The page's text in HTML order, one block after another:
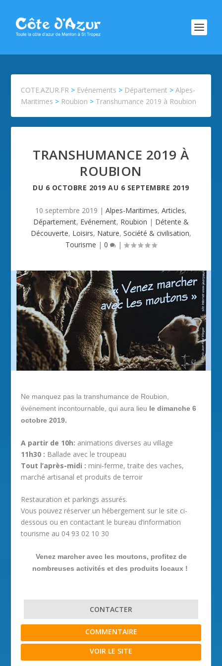
COTE.AZUR.FR > Evénements > Département >Alpes-
Maritimes > Roubion > Transhumance 2019 à Roubion
TRANSHUMANCE 2019 À
ROUBION
DU 6 OCTOBRE 2019 AU 6 SEPTEMBRE 2019
10 septembre 2019 | Alpes-Maritimes, Articles,
Département, Evénement, Roubion | Détente &
Découverte, Loisirs, Nature, Société & civilisation,
Tourisme | 0 |
Ne manquez pas la transhumance de Roubion,
événement incontournable, qui aura lieu le dimanche 6
octobre 2019.
A partir de 10h: animations diverses au village
11h30 : Ballade avec le troupeau
Tout l’après-midi : mini-ferme, traite des vaches,
marché artisanal et produits de terroir
Restauration et parkings assurés.
Vous pouvez réserver un hébergement sur le site ci-
dessous ou en contactant le bureau d’information
tourisme au 04 93 02 10 30
Venez marcher avec les moutons, profitez de
nombreuses activités et des produits locaux !
CONTACTER
COMMENTAIRE
VOIR LE SITE